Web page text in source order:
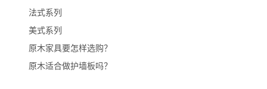
法式系列
美式系列
原木家具要怎样选购？
原木适合做护墙板吗？